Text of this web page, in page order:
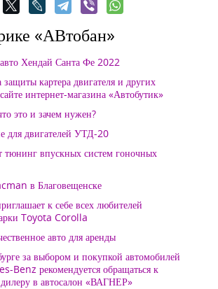
«АВтобан»
Хендай Санта Фе 2022
картера двигателя и других
интернет-магазина «Автобутик»
это и зачем нужен?
для двигателей УТД-20
тюнинг впускных систем гоночных
в Благовещенске
к себе всех любителей
Toyota Corolla
авто для аренды
за выбором и покупкой автомобилей
Benz рекомендуется обращаться к
в автосалон «ВАГНЕР»